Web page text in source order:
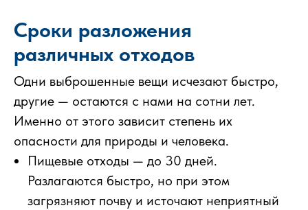
Сроки разложения
различных отходов
Одни выброшенные вещи исчезают быстро,
другие — остаются с нами на сотни лет.
Именно от этого зависит степень их
опасности для природы и человека.
Пищевые отходы — до 30 дней.
Разлагаются быстро, но при этом
загрязняют почву и источают неприятный